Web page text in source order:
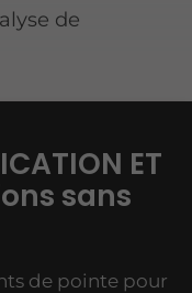
de
ET
sans
de pointe pour